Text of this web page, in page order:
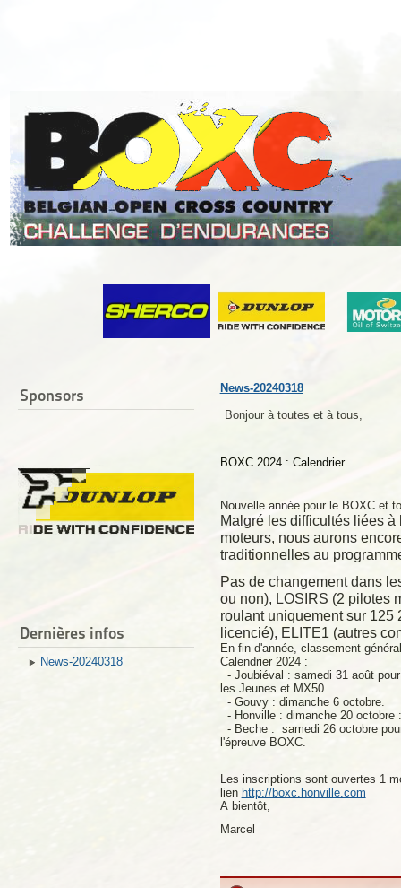
Sponsors
Dernières infos
News-20240318
News-20240318
Bonjour à toutes et à tous,
BOXC 2024 : Calendrier
Nouvelle année pour le BOXC et
Malgré les difficultés liées
moteurs, nous aurons
traditionnelles au
Pas de changement dans
ou non), LOSIRS (2 pilotes
roulant uniquement sur 125
licencié), ELITE1 (autres
En fin d'année, classement
Calendrier 2024 :
- Joubiéval : samedi 31 août
les Jeunes et MX50.
- Gouvy : dimanche 6 octobre.
- Honville : dimanche 20 octobre
- Beche : samedi 26 octobre
l'épreuve BOXC.
Les inscriptions sont ouvertes 1
lien http://boxc.honville.com
A bientôt,
Marcel